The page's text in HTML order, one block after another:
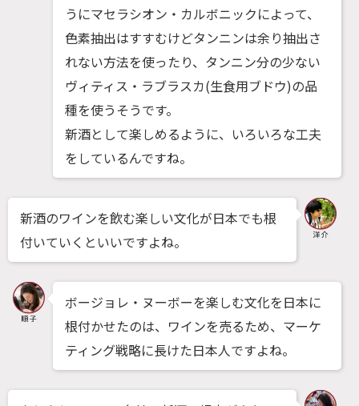
うにマセラシオン・カルボニックによって、
色素抽出はすすむけどタンニンは余り抽出さ
れない方法を使ったり、タンニン分の少ない
ヴィティス・ラブラスカ(生食用ブドウ)の品
種を使うそうです。
新酒として楽しめるように、いろいろな工夫
をしているんですね。
新酒のワインを飲む楽しい文化が日本でも根
付いていくといいですよね。
ボージョレ・ヌーボーを楽しむ文化を日本に
根付かせたのは、ワインを売るため、マーケ
ティング戦略に長けた日本人ですよね。